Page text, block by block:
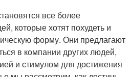
все более
которые хотят похудеть и
форму. Они предлагают
в компании других людей,
и стимулом для достижения